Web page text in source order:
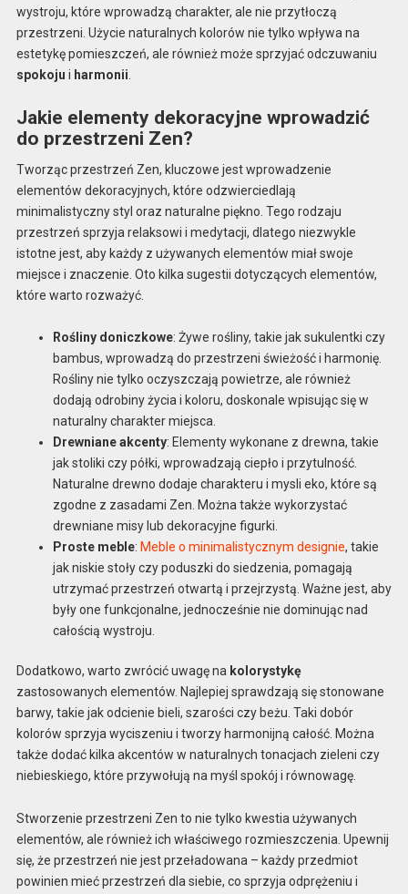
wystroju, które wprowadzą charakter, ale nie przytłoczą
przestrzeni. Użycie naturalnych kolorów nie tylko wpływa na
estetykę pomieszczeń, ale również może sprzyjać odczuwaniu
spokoju i harmonii.
Jakie elementy dekoracyjne wprowadzić
do przestrzeni Zen?
Tworząc przestrzeń Zen, kluczowe jest wprowadzenie
elementów dekoracyjnych, które odzwierciedlają
minimalistyczny styl oraz naturalne piękno. Tego rodzaju
przestrzeń sprzyja relaksowi i medytacji, dlatego niezwykle
istotne jest, aby każdy z używanych elementów miał swoje
miejsce i znaczenie. Oto kilka sugestii dotyczących elementów,
które warto rozważyć.
Rośliny doniczkowe: Żywe rośliny, takie jak sukulentki czy
bambus, wprowadzą do przestrzeni świeżość i harmonię.
Rośliny nie tylko oczyszczają powietrze, ale również
dodają odrobiny życia i koloru, doskonale wpisując się w
naturalny charakter miejsca.
Drewniane akcenty: Elementy wykonane z drewna, takie
jak stoliki czy półki, wprowadzają ciepło i przytulność.
Naturalne drewno dodaje charakteru i mysli eko, które są
zgodne z zasadami Zen. Można także wykorzystać
drewniane misy lub dekoracyjne figurki.
Proste meble: Meble o minimalistycznym designie, takie
jak niskie stoły czy poduszki do siedzenia, pomagają
utrzymać przestrzeń otwartą i przejrzystą. Ważne jest, aby
były one funkcjonalne, jednocześnie nie dominując nad
całością wystroju.
Dodatkowo, warto zwrócić uwagę na kolorystykę
zastosowanych elementów. Najlepiej sprawdzają się stonowane
barwy, takie jak odcienie bieli, szarości czy beżu. Taki dobór
kolorów sprzyja wyciszeniu i tworzy harmonijną całość. Można
także dodać kilka akcentów w naturalnych tonacjach zieleni czy
niebieskiego, które przywołują na myśl spokój i równowagę.
Stworzenie przestrzeni Zen to nie tylko kwestia używanych
elementów, ale również ich właściwego rozmieszczenia. Upewnij
się, że przestrzeń nie jest przeładowana – każdy przedmiot
powinien mieć przestrzeń dla siebie, co sprzyja odprężeniu i